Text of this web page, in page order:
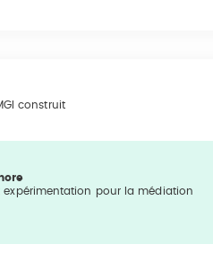
construit
expérimentation pour la médiation